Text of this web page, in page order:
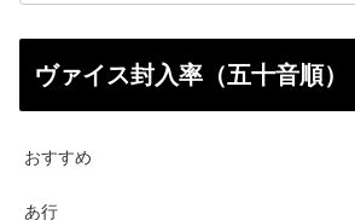
ヴァイス封入率（五十音順）
おすすめ
あ行